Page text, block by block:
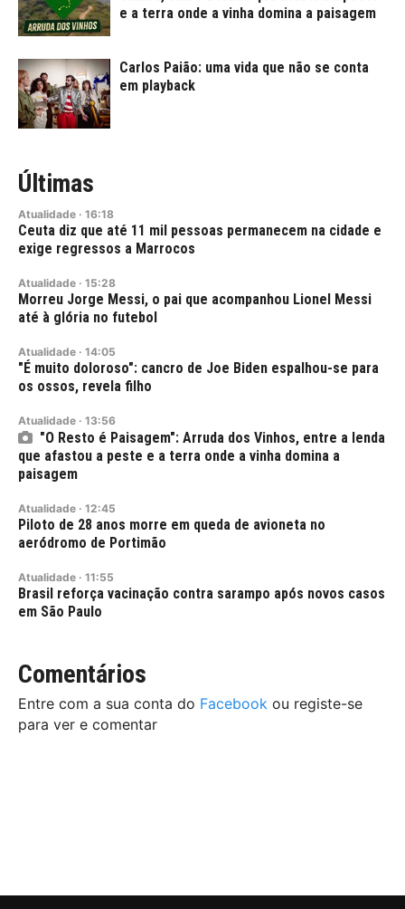
e a terra onde a vinha domina a paisagem
Carlos Paião: uma vida que não se conta
em playback
Últimas
Atualidade · 16:18
Ceuta diz que até 11 mil pessoas permanecem na cidade e
exige regressos a Marrocos
Atualidade · 15:28
Morreu Jorge Messi, o pai que acompanhou Lionel Messi
até à glória no futebol
Atualidade · 14:05
"É muito doloroso": cancro de Joe Biden espalhou-se para
os ossos, revela filho
Atualidade · 13:56
"O Resto é Paisagem": Arruda dos Vinhos, entre a lenda
que afastou a peste e a terra onde a vinha domina a
paisagem
Atualidade · 12:45
Piloto de 28 anos morre em queda de avioneta no
aeródromo de Portimão
Atualidade · 11:55
Brasil reforça vacinação contra sarampo após novos casos
em São Paulo
Comentários
Entre com a sua conta do Facebook ou registe-se
para ver e comentar